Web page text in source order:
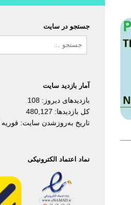
جستجو در سایت
آمار بازدید سایت
بازدیدهای دیروز: 108
کل بازدیدها: 480,127
تاریخ به‌روزشدن سایت: فوریه 27, 2022
نماد اعتماد الکترونیکی